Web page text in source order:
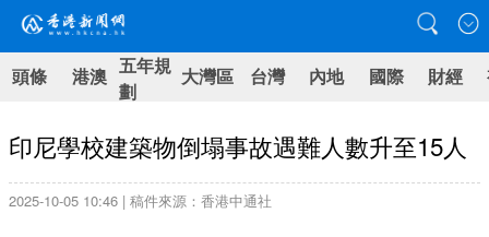
頭條 港澳 五年規
劃
大灣區 台灣 內地 國際 財經
印尼學校建築物倒塌事故遇難人數升至15人
2025-10-05 10:46 | 稿件來源：香港中通社